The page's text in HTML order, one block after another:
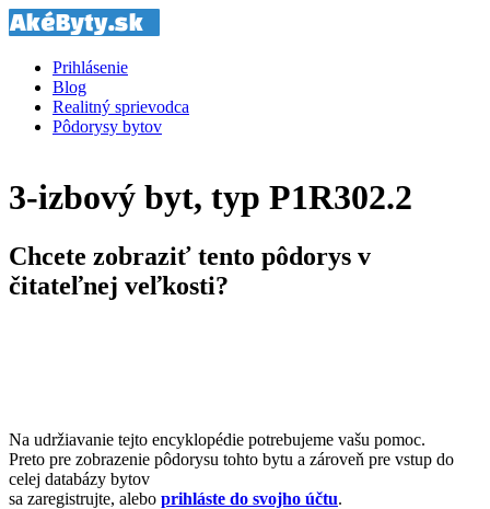
Prihlásenie
Blog
Realitný sprievodca
Pôdorysy bytov
3-izbový byt, typ P1R302.2
Chcete zobraziť tento pôdorys v
čitateľnej veľkosti?
Na udržiavanie tejto encyklopédie potrebujeme vašu pomoc.
Preto pre zobrazenie pôdorysu tohto bytu a zároveň pre vstup do
celej databázy bytov
sa zaregistrujte, alebo prihláste do svojho účtu.